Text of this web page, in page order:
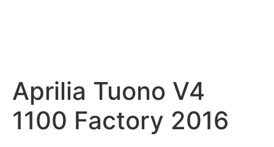
Aprilia Tuono V4
1100 Factory 2016